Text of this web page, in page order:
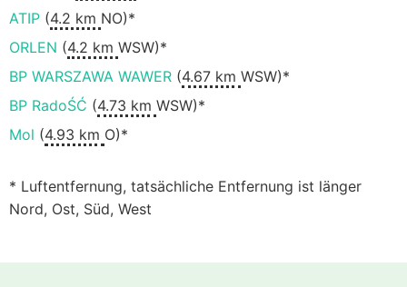
ATIP (4.2 km NO)*
ORLEN (4.2 km WSW)*
BP WARSZAWA WAWER (4.67 km WSW)*
BP RadoŚĆ (4.73 km WSW)*
Mol (4.93 km O)*
* Luftentfernung, tatsächliche Entfernung ist länger
Nord, Ost, Süd, West